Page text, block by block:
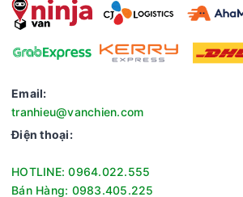
Email:
tranhieu@vanchien.com
Điện thoại:
HOTLINE: 0964.022.555
Bán Hàng: 0983.405.225